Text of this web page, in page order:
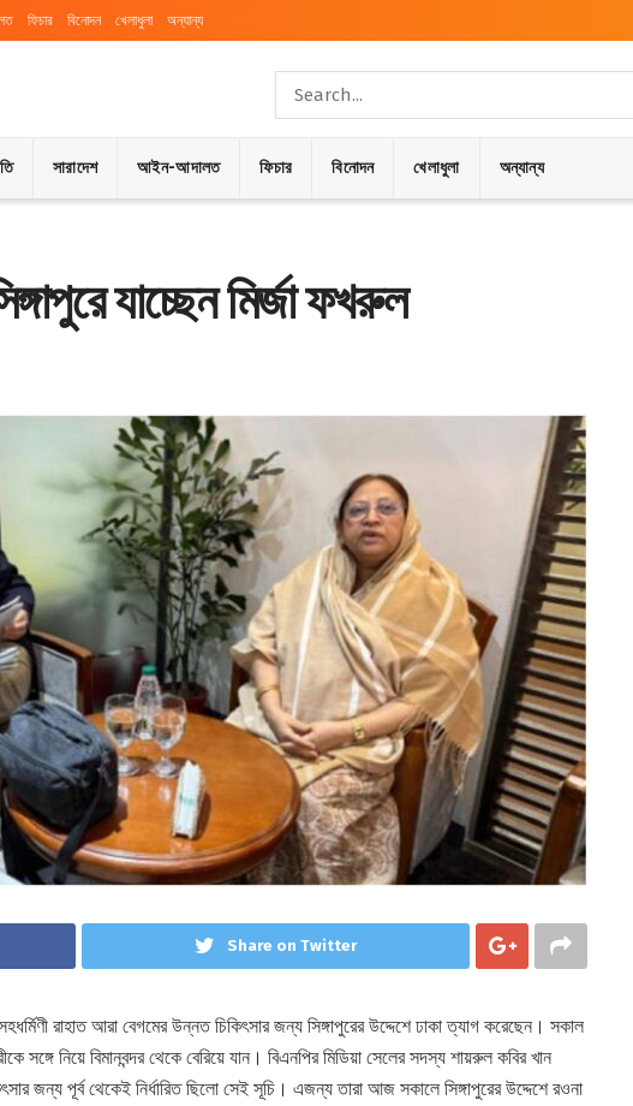
ফিচার বিনোদন খেলাধুলা অন্যান্য
সারাদেশ আইন-আদালত ফিচার বিনোদন খেলাধুলা অন্যান্য
যাচ্ছেন মির্জা ফখরুল
Share on Twitter
রাহাত আরা বেগমের উন্নত চিকিৎসার জন্য সিঙ্গাপুরের উদ্দেশে ঢাকা ত্যাগ করেছেন। সকাল
সঙ্গে নিয়ে বিমানবন্দর থেকে বেরিয়ে যান। বিএনপির মিডিয়া সেলের সদস্য শায়রুল কবির খান
জন্য পূর্ব থেকেই নির্ধারিত ছিলো সেই সূচি। এজন্য তারা আজ সকালে সিঙ্গাপুরের উদ্দেশে রওনা